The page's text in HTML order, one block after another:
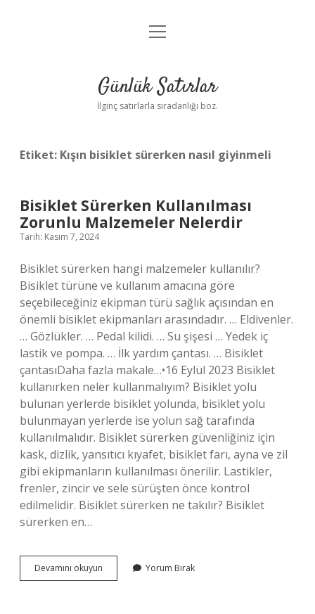
Anasayfa
Yasal Uyarı
menüyü
Günlük Satırlar
İlginç satırlarla sıradanlığı boz.
Etiket: Kışın bisiklet sürerken nasıl giyinmeli
Bisiklet Sürerken Kullanılması
Zorunlu Malzemeler Nelerdir
Tarih: Kasım 7, 2024
Bisiklet sürerken hangi malzemeler kullanılır?
Bisiklet türüne ve kullanım amacına göre
seçebileceğiniz ekipman türü sağlık açısından en
önemli bisiklet ekipmanları arasındadır. … Eldivenler.
… Gözlükler. … Pedal kilidi. … Su şişesi … Yedek iç
lastik ve pompa. … İlk yardım çantası. … Bisiklet
çantasıDaha fazla makale…•16 Eylül 2023 Bisiklet
kullanırken neler kullanmalıyım? Bisiklet yolu
bulunan yerlerde bisiklet yolunda, bisiklet yolu
bulunmayan yerlerde ise yolun sağ tarafında
kullanılmalıdır. Bisiklet sürerken güvenliğiniz için
kask, dizlik, yansıtıcı kıyafet, bisiklet farı, ayna ve zil
gibi ekipmanların kullanılması önerilir. Lastikler,
frenler, zincir ve sele sürüşten önce kontrol
edilmelidir. Bisiklet sürerken ne takılır? Bisiklet
sürerken en…
Devamını okuyun
Sürerken
Yorum Bırak